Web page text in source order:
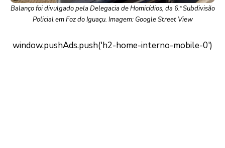
Balanço foi divulgado pela Delegacia de Homicídios, da 6.ª Subdivisão
Policial em Foz do Iguaçu. Imagem: Google Street View